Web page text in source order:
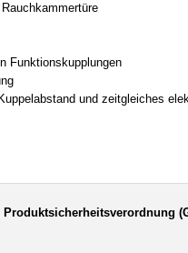
Funktionskupplungen
und zeitgleiches
Produktsicherheitsverordnung